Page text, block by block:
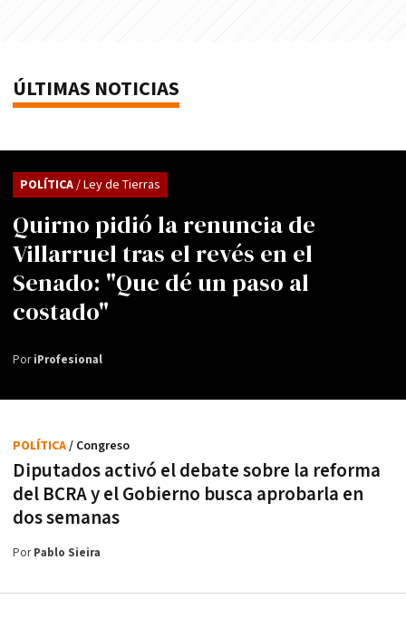
ÚLTIMAS NOTICIAS
Quirno pidió la renuncia de
Villarruel tras el revés en el
Senado: "Que dé un paso al
costado"
POLÍTICA/ Ley de Tierras
PoriProfesional
Diputados activó el debate sobre la reforma
del BCRA y el Gobierno busca aprobarla en
dos semanas
POLÍTICA/ Congreso
PorPablo Sieira